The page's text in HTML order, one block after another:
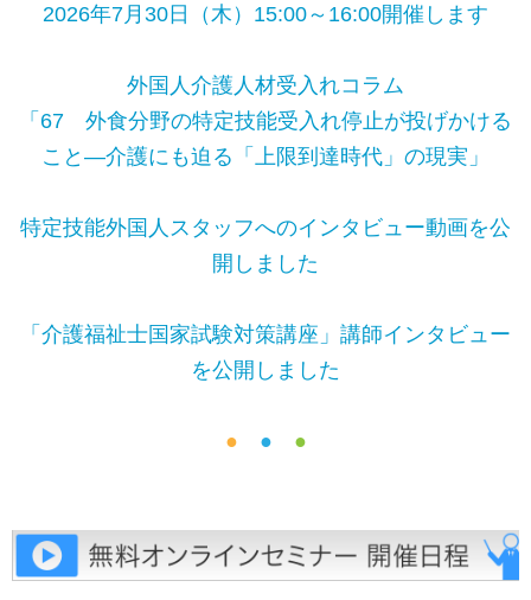
2026年7月30日（木）15:00～16:00開催します
外国人介護人材受入れコラム
「67 外食分野の特定技能受入れ停止が投げかける
こと―介護にも迫る「上限到達時代」の現実」
特定技能外国人スタッフへのインタビュー動画を公
開しました
「介護福祉士国家試験対策講座」講師インタビュー
を公開しました
● ● ●